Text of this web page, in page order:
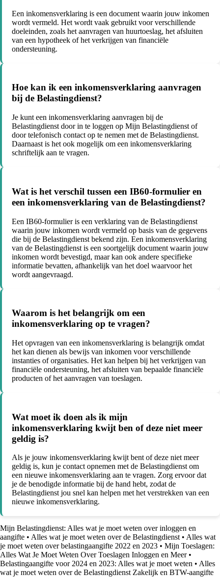
Een inkomensverklaring is een document waarin jouw inkomen
wordt vermeld. Het wordt vaak gebruikt voor verschillende
doeleinden, zoals het aanvragen van huurtoeslag, het afsluiten
van een hypotheek of het verkrijgen van financiële
ondersteuning.
Hoe kan ik een inkomensverklaring aanvragen
bij de Belastingdienst?
Je kunt een inkomensverklaring aanvragen bij de
Belastingdienst door in te loggen op Mijn Belastingdienst of
door telefonisch contact op te nemen met de Belastingdienst.
Daarnaast is het ook mogelijk om een inkomensverklaring
schriftelijk aan te vragen.
Wat is het verschil tussen een IB60-formulier en
een inkomensverklaring van de Belastingdienst?
Een IB60-formulier is een verklaring van de Belastingdienst
waarin jouw inkomen wordt vermeld op basis van de gegevens
die bij de Belastingdienst bekend zijn. Een inkomensverklaring
van de Belastingdienst is een soortgelijk document waarin jouw
inkomen wordt bevestigd, maar kan ook andere specifieke
informatie bevatten, afhankelijk van het doel waarvoor het
wordt aangevraagd.
Waarom is het belangrijk om een
inkomensverklaring op te vragen?
Het opvragen van een inkomensverklaring is belangrijk omdat
het kan dienen als bewijs van inkomen voor verschillende
instanties of organisaties. Het kan helpen bij het verkrijgen van
financiële ondersteuning, het afsluiten van bepaalde financiële
producten of het aanvragen van toeslagen.
Wat moet ik doen als ik mijn
inkomensverklaring kwijt ben of deze niet meer
geldig is?
Als je jouw inkomensverklaring kwijt bent of deze niet meer
geldig is, kun je contact opnemen met de Belastingdienst om
een nieuwe inkomensverklaring aan te vragen. Zorg ervoor dat
je de benodigde informatie bij de hand hebt, zodat de
Belastingdienst jou snel kan helpen met het verstrekken van een
nieuwe inkomensverklaring.
Mijn Belastingdienst: Alles wat je moet weten over inloggen en
aangifte • Alles wat je moet weten over de Belastingdienst • Alles wat
je moet weten over belastingaangifte 2022 en 2023 • Mijn Toeslagen:
Alles Wat Je Moet Weten Over Toeslagen Inloggen en Meer•
Belastingaangifte voor 2024 en 2023: Alles wat je moet weten • Alles
wat je moet weten over de Belastingdienst Zakelijk en BTW-aangifte